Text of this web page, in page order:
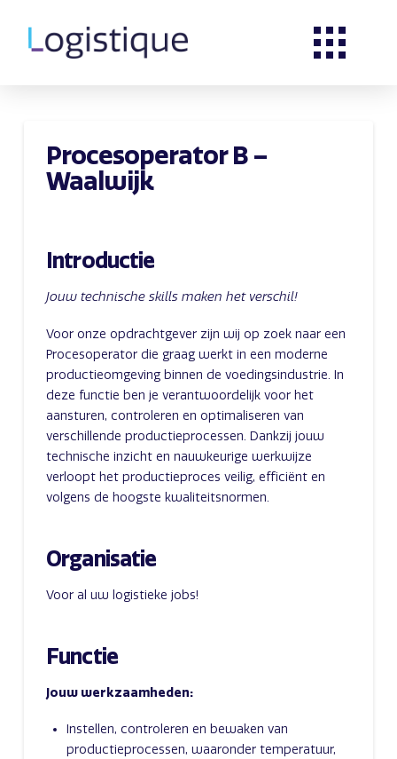
Procesoperator B –
Waalwijk
Introductie
Jouw technische skills maken het verschil!
Voor onze opdrachtgever zijn wij op zoek naar een
Procesoperator die graag werkt in een moderne
productieomgeving binnen de voedingsindustrie. In
deze functie ben je verantwoordelijk voor het
aansturen, controleren en optimaliseren van
verschillende productieprocessen. Dankzij jouw
technische inzicht en nauwkeurige werkwijze
verloopt het productieproces veilig, efficiënt en
volgens de hoogste kwaliteitsnormen.
Organisatie
Voor al uw logistieke jobs!
Functie
Jouw werkzaamheden:
Instellen, controleren en bewaken van
productieprocessen, waaronder temperatuur,